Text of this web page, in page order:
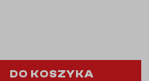
DO KOSZYKA